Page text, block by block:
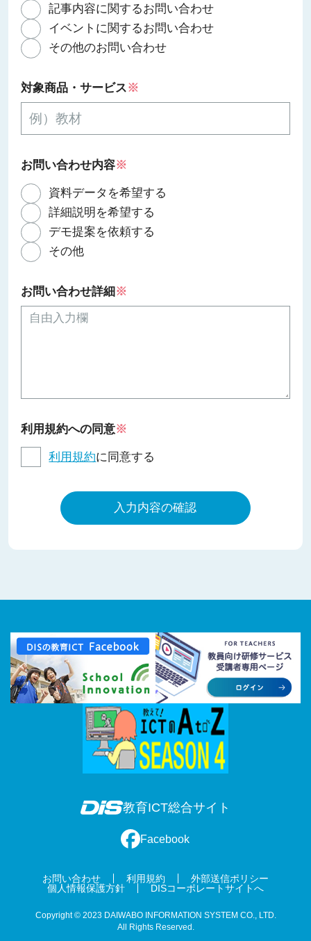
記事内容に関するお問い合わせ
イベントに関するお問い合わせ
その他のお問い合わせ
対象商品・サービス※
お問い合わせ内容※
資料データを希望する
詳細説明を希望する
デモ提案を依頼する
その他
お問い合わせ詳細※
利用規約への同意※
利用規約に同意する
入力内容の確認
教育ICT総合サイト
Facebook
お問い合わせ 利用規約
外部送信ポリシー
個人情報保護方針
DISコーポレートサイトへ
Copyright © 2023 DAIWABO INFORMATION SYSTEM CO., LTD.
All Rights Reserved.